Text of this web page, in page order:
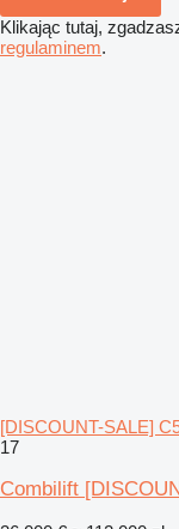
Klikając tutaj,
regulaminem.
[DISCOUNT-SALE]
17
Combilift